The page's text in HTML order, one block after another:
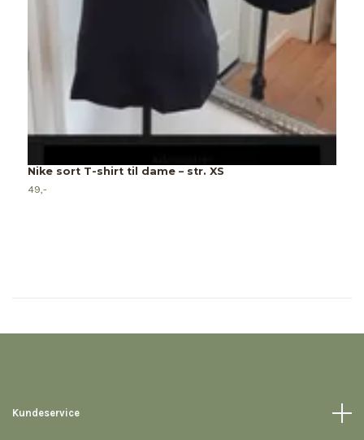
Nike sort T-shirt til dame – str. XS
49,-
Kundeservice